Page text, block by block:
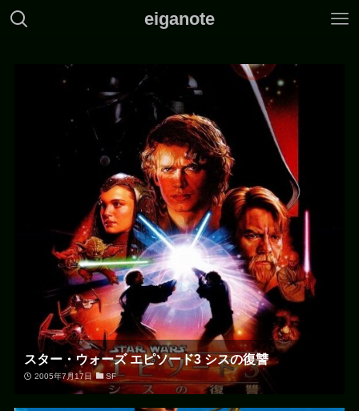
eiganote
スター・ウォーズ エピソード3 シスの復讐
2005年7月17日 SF